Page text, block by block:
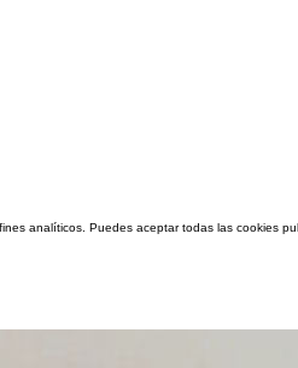
analíticos. Puedes aceptar todas las cookies